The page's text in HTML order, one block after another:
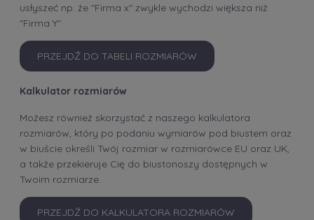
usłyszeć np. że "Firma x" zwykle wychodzi większa niż
"Firma Y".
PRZEJDŹ DO TABELI ROZMIARÓW
Kalkulator rozmiarów
Możesz również skorzystać z naszego kalkulatora
rozmiarów, który po podaniu wymiarów pod biustem oraz
w biuście określi Twój rozmiar w rozmiarówce EU oraz UK,
a także przekieruje Cię do biustonoszy dostępnych w
Twoim rozmiarze.
PRZEJDŹ DO KALKULATORA ROZMIARÓW